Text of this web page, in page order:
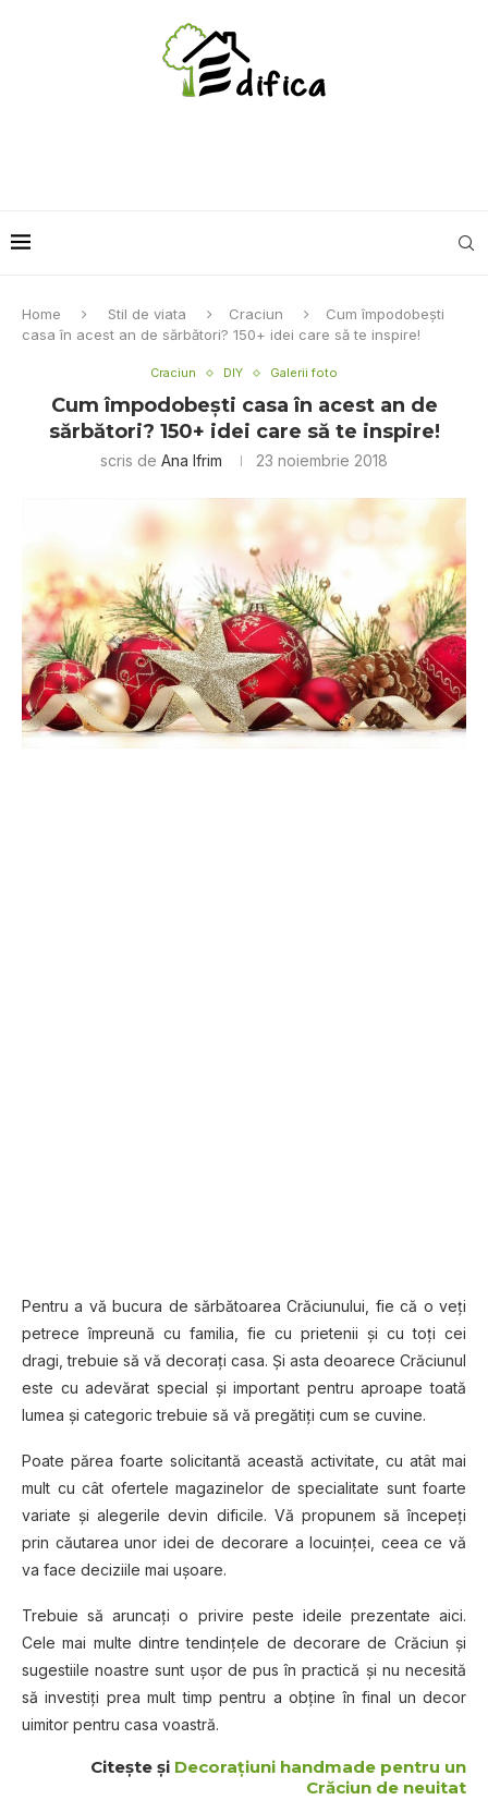
Home Stil de viata Craciun
Cum împodobeşti
casa în acest an de sărbători? 150+ idei care să te inspire!
Craciun DIY Galerii foto
Cum împodobeşti casa în acest an de
sărbători? 150+ idei care să te inspire!
scris de Ana Ifrim 23 noiembrie 2018
Pentru a vă bucura de sărbătoarea Crăciunului, fie că o veţi
petrece împreună cu familia, fie cu prietenii şi cu toţi cei
dragi, trebuie să vă decorați casa. Şi asta deoarece Crăciunul
este cu adevărat special și important pentru aproape toată
lumea şi categoric trebuie să vă pregătiți cum se cuvine.
Poate părea foarte solicitantă această activitate, cu atât mai
mult cu cât ofertele magazinelor de specialitate sunt foarte
variate şi alegerile devin dificile. Vă propunem să începeţi
prin căutarea unor idei de decorare a locuinţei, ceea ce vă
va face deciziile mai uşoare.
Trebuie să aruncați o privire peste ideile prezentate aici.
Cele mai multe dintre tendințele de decorare de Crăciun și
sugestiile noastre sunt ușor de pus în practică și nu necesită
să investiţi prea mult timp pentru a obține în final un decor
uimitor pentru casa voastră.
Citește și Decorațiuni handmade pentru un
Crăciun de neuitat